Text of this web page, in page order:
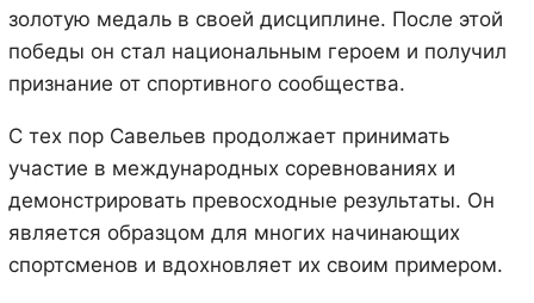
золотую медаль в своей дисциплине. После этой
победы он стал национальным героем и получил
признание от спортивного сообщества.
С тех пор Савельев продолжает принимать
участие в международных соревнованиях и
демонстрировать превосходные результаты. Он
является образцом для многих начинающих
спортсменов и вдохновляет их своим примером.